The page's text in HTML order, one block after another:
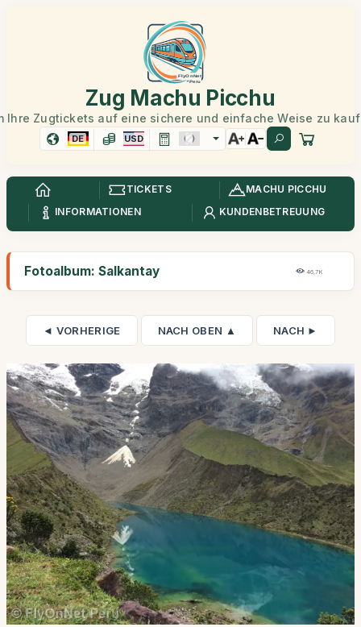
Zug Machu Picchu
Ihre Zugtickets auf eine sichere und einfache Weise zu
DE USD
TICKETS
MACHU PICCHU
INFORMATIONEN
KUNDENBETREUUNG
Fotoalbum: Salkantay 46,7K
◄ VORHERIGE NACH OBEN ▲ NACH ►